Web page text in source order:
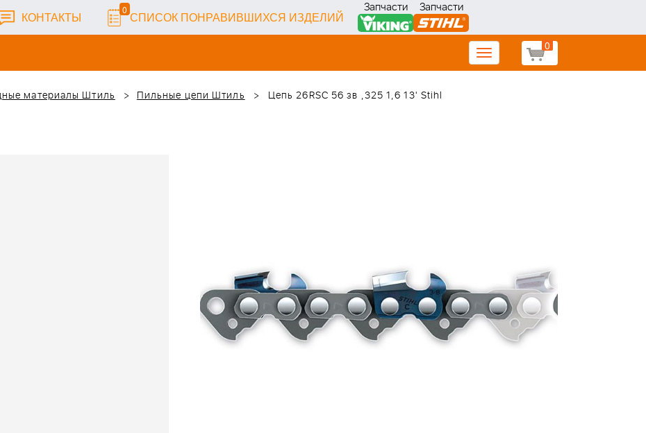
КОНТАКТЫ 0 СПИСОК ПОНРАВИВШИХСЯ ИЗДЕЛИЙ
Запчасти Запчасти
0
Toggle
navigation
материалы Штиль Пильные цепи Штиль Цепь 26RSС 56 зв ,325 1,6 13' Stihl